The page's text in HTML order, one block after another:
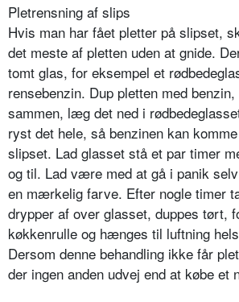
Pletrensning af slips
Hvis man har fået pletter på slipset,
det meste af pletten uden at gnide.
tomt glas, for eksempel et
rensebenzin. Dup pletten med
sammen, læg det ned i
ryst det hele, så benzinen kan
slipset. Lad glasset stå et par timer
og til. Lad være med at gå i panik
en mærkelig farve. Efter nogle timer
drypper af over glasset, duppes tørt,
køkkenrulle og hænges til luftning
Dersom denne behandling ikke får
der ingen anden udvej end at købe et